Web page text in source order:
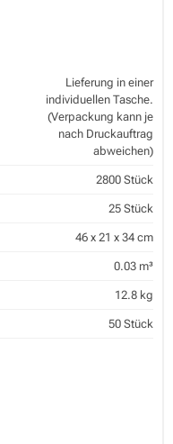
Lieferung in einer
individuellen Tasche.
(Verpackung kann je
nach Druckauftrag
abweichen)
2800 Stück
25 Stück
46 x 21 x 34 cm
0.03 m³
12.8 kg
50 Stück